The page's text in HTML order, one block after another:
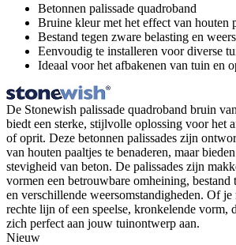
Betonnen palissade quadroband
Bruine kleur met het effect van houten
Bestand tegen zware belasting en
Eenvoudig te installeren voor diverse
Ideaal voor het afbakenen van tuin en
De Stonewish palissade quadroband bruin
biedt een sterke, stijlvolle oplossing voor het
of oprit. Deze betonnen palissades zijn
van houten paaltjes te benaderen, maar
stevigheid van beton. De palissades zijn
vormen een betrouwbare omheining, bestand
en verschillende weersomstandigheden. Of je
rechte lijn of een speelse, kronkelende vorm,
zich perfect aan jouw tuinontwerp aan.
Nieuw